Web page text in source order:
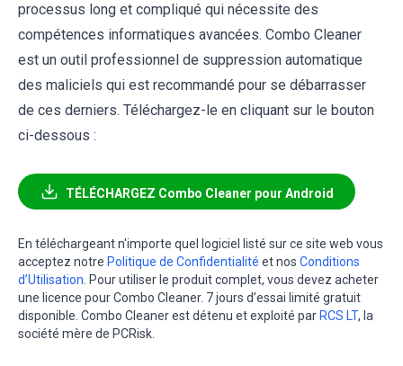
processus long et compliqué qui nécessite des
compétences informatiques avancées. Combo Cleaner
est un outil professionnel de suppression automatique
des maliciels qui est recommandé pour se débarrasser
de ces derniers. Téléchargez-le en cliquant sur le bouton
ci-dessous :
TÉLÉCHARGEZ Combo Cleaner pour Android
En téléchargeant n'importe quel logiciel listé sur ce site web vous
acceptez notre Politique de Confidentialité et nos Conditions
d’Utilisation. Pour utiliser le produit complet, vous devez acheter
une licence pour Combo Cleaner. 7 jours d’essai limité gratuit
disponible. Combo Cleaner est détenu et exploité par RCS LT, la
société mère de PCRisk.